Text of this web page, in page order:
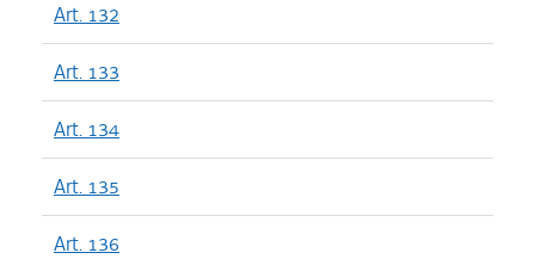
Art. 132
Art. 133
Art. 134
Art. 135
Art. 136